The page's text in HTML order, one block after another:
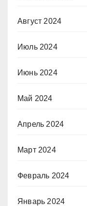
Август 2024
Июль 2024
Июнь 2024
Май 2024
Апрель 2024
Март 2024
Февраль 2024
Январь 2024